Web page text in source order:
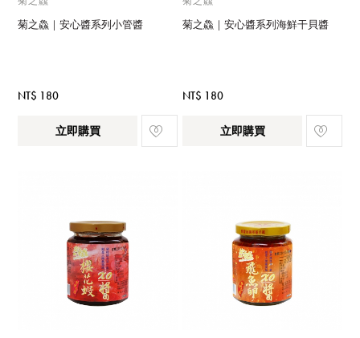
菊之鱻｜安心醬系列小管醬
NT$ 180
立即購買
菊之鱻｜安心醬系列海鮮干貝醬
NT$ 180
立即購買